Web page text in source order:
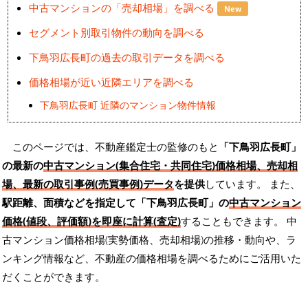
中古マンションの「売却相場」を調べる New
セグメント別取引物件の動向を調べる
下鳥羽広長町の過去の取引データを調べる
価格相場が近い近隣エリアを調べる
下鳥羽広長町 近隣のマンション物件情報
このページでは、不動産鑑定士の監修のもと 「下鳥羽広長町」
の最新の中古マンション(集合住宅・共同住宅)価格相場、売却相
場、最新の取引事例(売買事例)データを提供しています。 また、
駅距離、面積などを指定して「下鳥羽広長町」の中古マンション
価格(値段、評価額)を即座に計算(査定)することもできます。 中
古マンション価格相場(実勢価格、売却相場)の推移・動向や、ラ
ンキング情報など、不動産の価格相場を調べるためにご活用いた
だくことができます。